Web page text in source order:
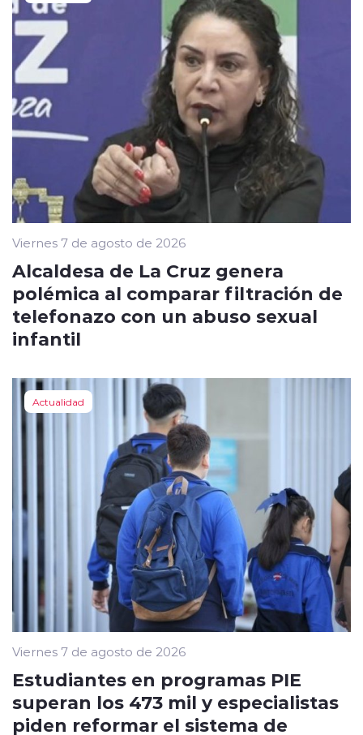
Viernes 7 de agosto de 2026
Alcaldesa de La Cruz genera
polémica al comparar filtración de
telefonazo con un abuso sexual
infantil
Actualidad
Viernes 7 de agosto de 2026
Estudiantes en programas PIE
superan los 473 mil y especialistas
piden reformar el sistema de